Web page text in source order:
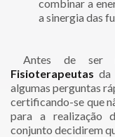
combinar a
a sinergia das
Antes de ser
Fisioterapeutas da
algumas perguntas
certificando-se que
para a realização
conjunto decidirem